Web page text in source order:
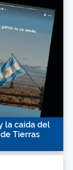
la caída del
Tierras